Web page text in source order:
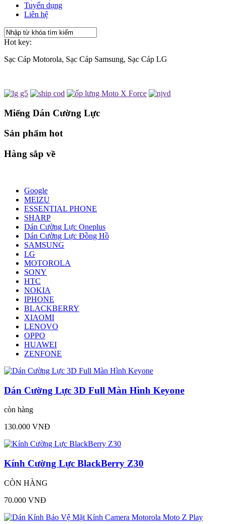
Tuyển dụng
Liên hệ
Hot key:
Sạc Cáp Motorola, Sạc Cáp Samsung, Sạc Cáp LG
Miếng Dán Cường Lực
Sản phẩm hot
Hàng sắp về
Google
MEIZU
ESSENTIAL PHONE
SHARP
Dán Cường Lực Oneplus
Dán Cường Lực Đồng Hồ
SAMSUNG
LG
MOTOROLA
SONY
HTC
NOKIA
IPHONE
BLACKBERRY
XIAOMI
LENOVO
OPPO
HUAWEI
ZENFONE
Dán Cường Lực 3D Full Màn Hình Keyone
còn hàng
130.000 VNĐ
Kính Cường Lực BlackBerry Z30
CÒN HÀNG
70.000 VNĐ